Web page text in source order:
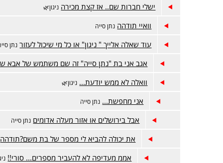
ישלי חברות שם.. אז קצת מכירה ניגון🌿
וואיי תודהה נתן סייה
עוד שאלה אלייך " ניגון" או כל מי שיכול לעזור נתן
אגב אני בת "נתן סייה" זה שם משתמש של אבא
וואלה לא ממש יודעת... ניגון🌿
אני מחפשת... נתן סייה
אבל בירושלים או אזור מעלה אדומים נתן סייה
את יכולה להביא לי מספר של בת משם?תודהה
אממ מעדיפה לא להעביר מספרים... סורי!!